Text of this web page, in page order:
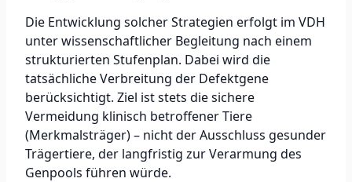
Die Entwicklung solcher Strategien erfolgt im VDH
unter wissenschaftlicher Begleitung nach einem
strukturierten Stufenplan. Dabei wird die
tatsächliche Verbreitung der Defektgene
berücksichtigt. Ziel ist stets die sichere
Vermeidung klinisch betroffener Tiere
(Merkmalsträger) – nicht der Ausschluss gesunder
Trägertiere, der langfristig zur Verarmung des
Genpools führen würde.